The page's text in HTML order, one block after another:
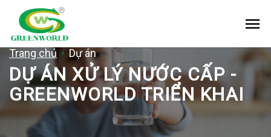
Trang chủ Dự án
DỰ ÁN XỬ LÝ NƯỚC CẤP -
GREENWORLD TRIỂN KHAI